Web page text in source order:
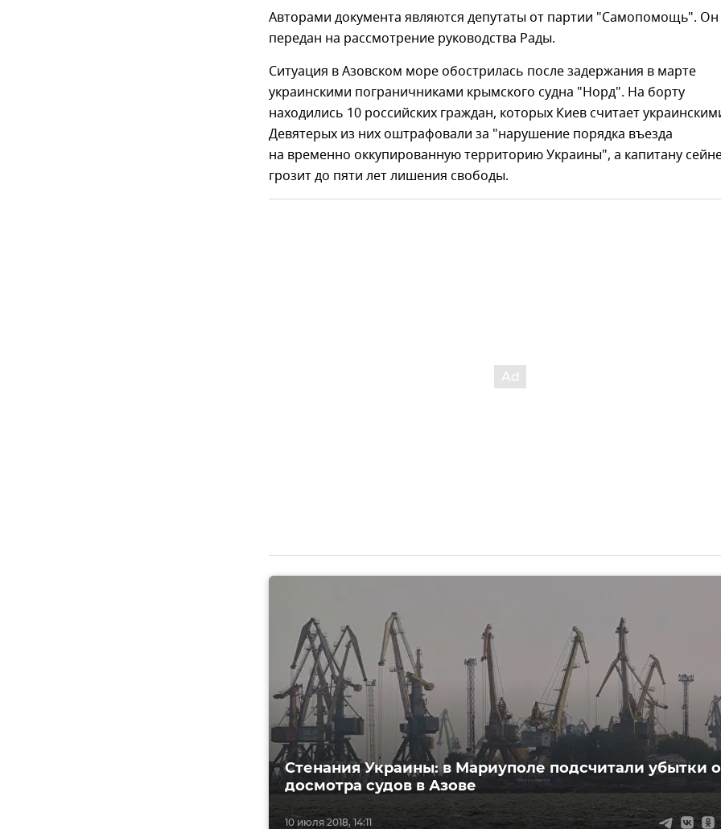
Авторами документа являются депутаты от партии "Самопомощь". Он
передан на рассмотрение руководства Рады.
Ситуация в Азовском море обострилась после задержания в марте
украинскими пограничниками крымского судна "Норд". На борту
находились 10 российских граждан, которых Киев считает
Девятерых из них оштрафовали за "нарушение порядка въезда
на временно оккупированную территорию Украины", а капитану
грозит до пяти лет лишения свободы.
10 июля 2018, 14:11
Стенания Украины: в Мариуполе подсчитали убытки
досмотра судов в Азове